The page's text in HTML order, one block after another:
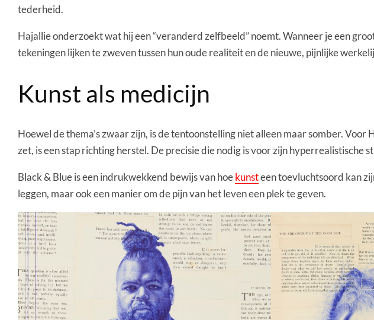
tederheid.
Hajallie onderzoekt wat hij een “veranderd zelfbeeld” noemt. Wanneer je een
tekeningen lijken te zweven tussen hun oude realiteit en de nieuwe, pijnlijke
Kunst als medicijn
Hoewel de thema’s zwaar zijn, is de tentoonstelling niet alleen maar somber.
zet, is een stap richting herstel. De precisie die nodig is voor zijn
Black & Blue is een indrukwekkend bewijs van hoekunsteen toevluchtsoord kan
leggen, maar ook een manier om de pijn van het leven een plek te geven.